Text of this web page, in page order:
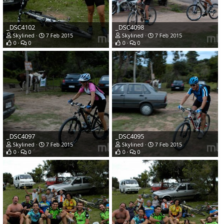
_DSC4102
Skylined
7 Feb 2015
0
0
_DSC4098
Skylined
7 Feb 2015
0
0
_DSC4097
Skylined
7 Feb 2015
0
0
_DSC4095
Skylined
7 Feb 2015
0
0